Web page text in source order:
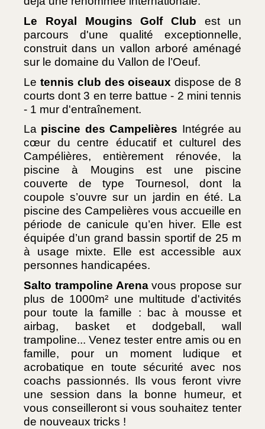
Le Royal Mougins Golf Club est un
parcours d'une qualité exceptionnelle,
construit dans un vallon arboré aménagé
sur le domaine du Vallon de l’Oeuf.
Le tennis club des oiseaux dispose de 8
courts dont 3 en terre battue - 2 mini tennis
- 1 mur d'entraînement.
La piscine des Campelières Intégrée au
cœur du centre éducatif et culturel des
Campélières, entièrement rénovée, la
piscine à Mougins est une piscine
couverte de type Tournesol, dont la
coupole s’ouvre sur un jardin en été. La
piscine des Campelières vous accueille en
période de canicule qu’en hiver. Elle est
équipée d’un grand bassin sportif de 25 m
à usage mixte. Elle est accessible aux
personnes handicapées.
Salto trampoline Arena vous propose sur
plus de 1000m² une multitude d'activités
pour toute la famille : bac à mousse et
airbag, basket et dodgeball, wall
trampoline... Venez tester entre amis ou en
famille, pour un moment ludique et
acrobatique en toute sécurité avec nos
coachs passionnés. Ils vous feront vivre
une session dans la bonne humeur, et
vous conseilleront si vous souhaitez tenter
de nouveaux tricks !